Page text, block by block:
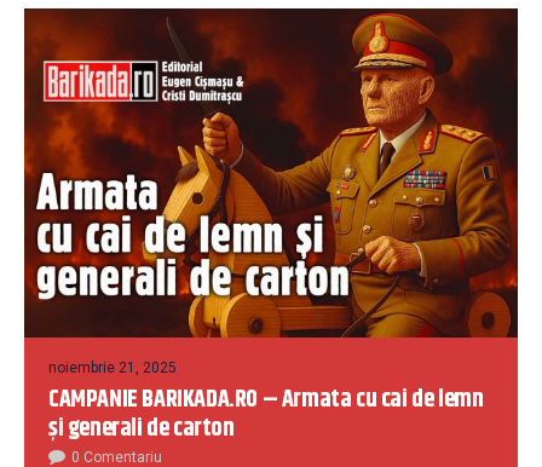
noiembrie 21, 2025
CAMPANIE BARIKADA.RO – Armata cu cai de lemn
și generali de carton
0 Comentariu